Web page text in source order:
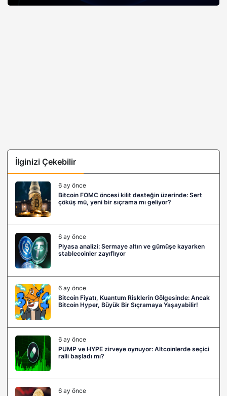
İlginizi Çekebilir
6 ay önce
Bitcoin FOMC öncesi kilit desteğin üzerinde: Sert
çöküş mü, yeni bir sıçrama mı geliyor?
6 ay önce
Piyasa analizi: Sermaye altın ve gümüşe kayarken
stablecoinler zayıflıyor
6 ay önce
Bitcoin Fiyatı, Kuantum Risklerin Gölgesinde: Ancak
Bitcoin Hyper, Büyük Bir Sıçramaya Yaşayabilir!
6 ay önce
PUMP ve HYPE zirveye oynuyor: Altcoinlerde seçici
ralli başladı mı?
6 ay önce